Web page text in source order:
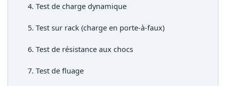
4. Test de charge dynamique
5. Test sur rack (charge en porte-à-faux)
6. Test de résistance aux chocs
7. Test de fluage